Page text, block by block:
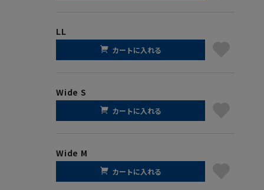
LL
カートに入れる
Wide S
カートに入れる
Wide M
カートに入れる